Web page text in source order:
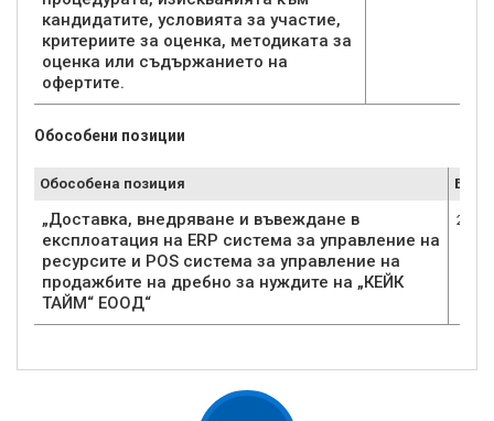
кандидатите, условията за участие,
критериите за оценка, методиката за
оценка или съдържанието на
офертите.
Обособени позиции
Обособена позиция Брой
„Доставка, внедряване и въвеждане в
експлоатация на ERP система за управление на
ресурсите и POS система за управление на
продажбите на дребно за нуждите на „КЕЙК
ТАЙМ“ ЕООД“
2